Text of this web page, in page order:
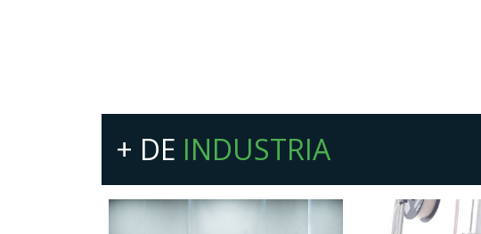
+ DE INDUSTRIA